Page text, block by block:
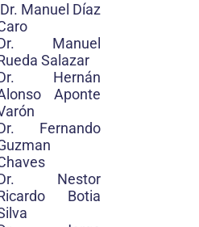
Dr. Manuel Díaz
Manuel
Salazar
Hernán
Aponte
Fernando
Nestor
Botia